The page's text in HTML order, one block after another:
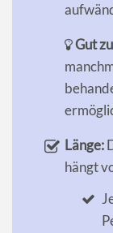
Gut
Länge:
hängt